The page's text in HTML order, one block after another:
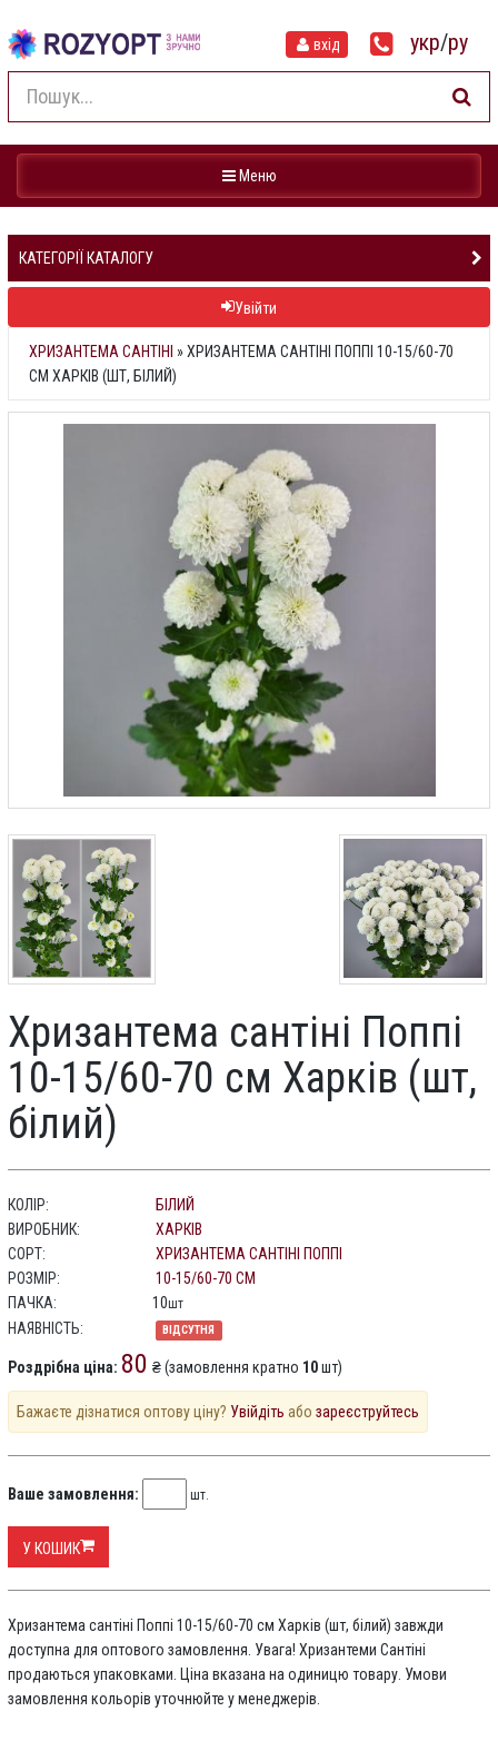
вхід укр/ру
Навігація
Меню
КАТЕГОРІЇ КАТАЛОГУ
Увійти
ХРИЗАНТЕМА САНТІНІ »ХРИЗАНТЕМА САНТІНІ ПОППІ 10-15/60-70
СМ ХАРКІВ (ШТ, БІЛИЙ)
Хризантема сантіні Поппі
10-15/60-70 см Харків (шт,
білий)
КОЛІР:
БІЛИЙ
ВИРОБНИК:
ХАРКІВ
СОРТ:
ХРИЗАНТЕМА САНТІНІ ПОППІ
РОЗМІР:
10-15/60-70 СМ
ПАЧКА:
10шт
НАЯВНІСТЬ: ВІДСУТНЯ
Роздрібна ціна: 80 ₴ (замовлення кратно 10шт)
Бажаєте дізнатися оптову ціну? Увійдіть або зареєструйтесь
Ваше замовлення: шт.
У КОШИК
Хризантема сантіні Поппі 10-15/60-70 см Харків (шт, білий) завжди
доступна для оптового замовлення. Увага! Хризантеми Сантіні
продаються упаковками. Ціна вказана на одиницю товару. Умови
замовлення кольорів уточнюйте у менеджерів.